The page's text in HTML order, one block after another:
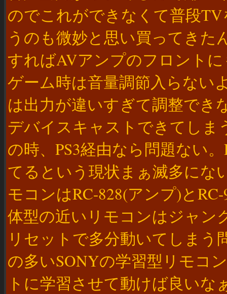
のでこれができなくて普段
うのも微妙と思い買ってきた
すればAVアンプのフロント
ゲーム時は音量調節入らない
は出力が違いすぎて調整でき
デバイスキャストできてしま
の時、PS3経由なら問題ない
てるという現状まぁ滅多にな
モコンはRC-828(アンプ)と
体型の近いリモコンはジャン
リセットで多分動いてしま
の多いSONYの学習型リモコ
トに学習させて動けば良い